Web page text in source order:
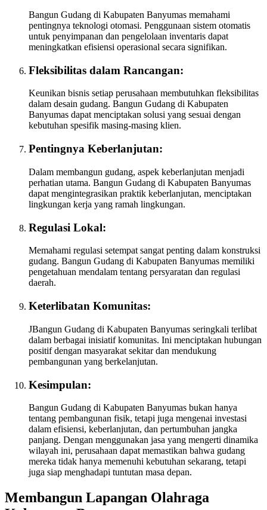
Bangun Gudang di Kabupaten Banyumas memahami
pentingnya teknologi otomasi. Penggunaan sistem otomatis
untuk penyimpanan dan pengelolaan inventaris dapat
meningkatkan efisiensi operasional secara signifikan.
Fleksibilitas dalam Rancangan:
Keunikan bisnis setiap perusahaan membutuhkan fleksibilitas
dalam desain gudang. Bangun Gudang di Kabupaten
Banyumas dapat menciptakan solusi yang sesuai dengan
kebutuhan spesifik masing-masing klien.
Pentingnya Keberlanjutan:
Dalam membangun gudang, aspek keberlanjutan menjadi
perhatian utama. Bangun Gudang di Kabupaten Banyumas
dapat mengintegrasikan praktik keberlanjutan, menciptakan
lingkungan kerja yang ramah lingkungan.
Regulasi Lokal:
Memahami regulasi setempat sangat penting dalam konstruksi
gudang. Bangun Gudang di Kabupaten Banyumas memiliki
pengetahuan mendalam tentang persyaratan dan regulasi
daerah.
Keterlibatan Komunitas:
JBangun Gudang di Kabupaten Banyumas seringkali terlibat
dalam berbagai inisiatif komunitas. Ini menciptakan hubungan
positif dengan masyarakat sekitar dan mendukung
pembangunan yang berkelanjutan.
Kesimpulan:
Bangun Gudang di Kabupaten Banyumas bukan hanya
tentang pembangunan fisik, tetapi juga mengenai investasi
dalam efisiensi, keberlanjutan, dan pertumbuhan jangka
panjang. Dengan menggunakan jasa yang mengerti dinamika
wilayah ini, perusahaan dapat memastikan bahwa gudang
mereka tidak hanya memenuhi kebutuhan sekarang, tetapi
juga siap menghadapi tuntutan masa depan.
Membangun Lapangan Olahraga